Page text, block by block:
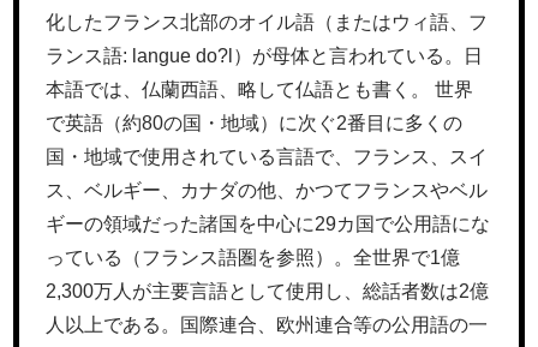
化したフランス北部のオイル語（またはウィ語、フ
ランス語: langue do?l）が母体と言われている。日
本語では、仏蘭西語、略して仏語とも書く。 世界
で英語（約80の国・地域）に次ぐ2番目に多くの
国・地域で使用されている言語で、フランス、スイ
ス、ベルギー、カナダの他、かつてフランスやベル
ギーの領域だった諸国を中心に29カ国で公用語にな
っている（フランス語圏を参照）。全世界で1億
2,300万人が主要言語として使用し、総話者数は2億
人以上である。国際連合、欧州連合等の公用語の一